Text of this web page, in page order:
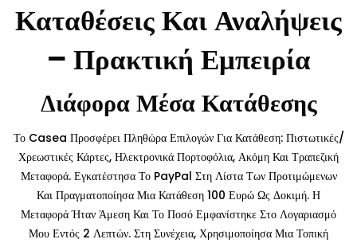
Καταθέσεις Και Αναλήψεις
– Πρακτική Εμπειρία
Διάφορα Μέσα Κατάθεσης
Το Casea Προσφέρει Πληθώρα Επιλογών Για Κατάθεση: Πιστωτικές/
Χρεωστικές Κάρτες, Ηλεκτρονικά Πορτοφόλια, Ακόμη Και Τραπεζική
Μεταφορά. Εγκατέστησα Το PayPal Στη Λίστα Των Προτιμώμενων
Και Πραγματοποίησα Μια Κατάθεση 100 Ευρώ Ως Δοκιμή. Η
Μεταφορά Ήταν Άμεση Και Το Ποσό Εμφανίστηκε Στο Λογαριασμό
Μου Εντός 2 Λεπτών. Στη Συνέχεια, Χρησιμοποίησα Μια Τοπική